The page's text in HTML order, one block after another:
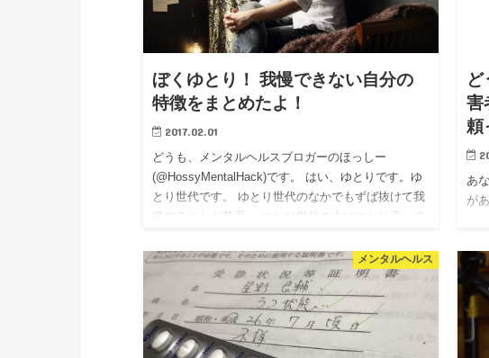
ぼくゆとり！ 我慢できない自分の
特徴をまとめたよ！
2017.02.01
どうも、メンタルヘルスブロガーのほっしー
(@HossyMentalHack)です。 はい、ゆとりです。ゆ
とり世代です。 ゆとり世代のなかでもずば抜けて我
慢することが苦手。 ゆとり世代の人にゆとり乙って
害
頼
あ
が
調
メンタルヘルス